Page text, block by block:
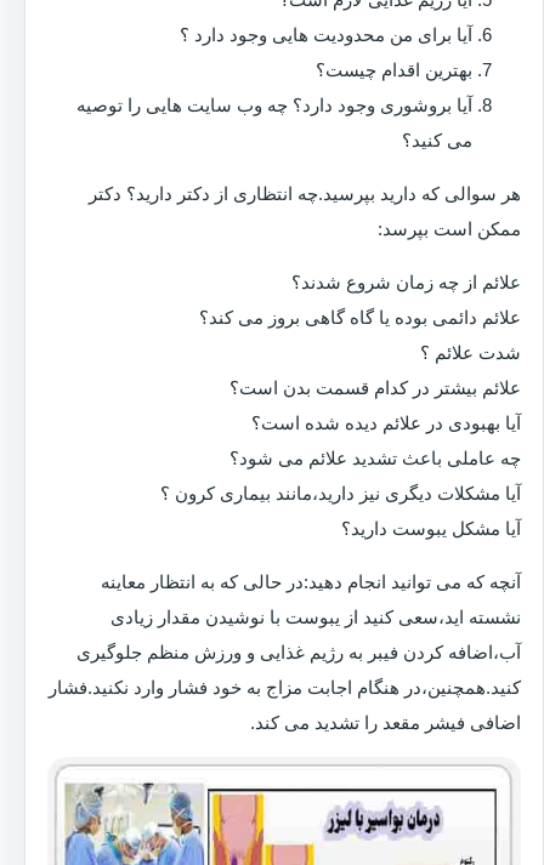
آیا برای من محدودیت هایی وجود دارد ؟
بهترین اقدام چیست؟
آیا بروشوری وجود دارد؟ چه وب سایت هایی را توصیه
می کنید؟
هر سوالی که دارید بپرسید.چه انتظاری از دکتر دارید؟ دکتر
ممکن است بپرسد:
علائم از چه زمان شروع شدند؟
علائم دائمی بوده یا گاه گاهی بروز می کند؟
شدت علائم ؟
علائم بیشتر در کدام قسمت بدن است؟
آیا بهبودی در علائم دیده شده است؟
چه عاملی باعث تشدید علائم می شود؟
آیا مشکلات دیگری نیز دارید،مانند بیماری کرون ؟
آیا مشکل یبوست دارید؟
آنچه که می توانید انجام دهید:در حالی که به انتظار معاینه
نشسته اید،سعی کنید از یبوست با نوشیدن مقدار زیادی
آب،اضافه کردن فیبر به رژیم غذایی و ورزش منظم جلوگیری
کنید.همچنین،در هنگام اجابت مزاج به خود فشار وارد نکنید.فشار
اضافی فیشر مقعد را تشدید می کند.